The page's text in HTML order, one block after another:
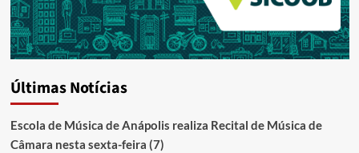
Últimas Notícias
Escola de Música de Anápolis realiza Recital de Música de
Câmara nesta sexta-feira (7)